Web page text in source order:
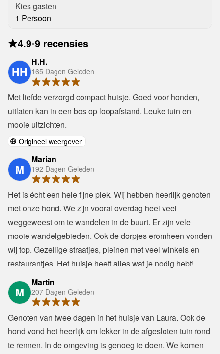
Kies gasten
1 Persoon
4.9•9 recensies
HH
H.H.
165 Dagen Geleden
Met liefde verzorgd compact huisje. Goed voor honden,
uitlaten kan in een bos op loopafstand. Leuke tuin en
mooie uitzichten.
Origineel weergeven
M
Marian
192 Dagen Geleden
Het is écht een hele fijne plek. Wij hebben heerlijk genoten
met onze hond. We zijn vooral overdag heel veel
weggeweest om te wandelen in de buurt. Er zijn vele
mooie wandelgebieden. Ook de dorpjes eromheen vonden
wij top. Gezellige straatjes, pleinen met veel winkels en
restaurantjes. Het huisje heeft alles wat je nodig hebt!
M
Martin
207 Dagen Geleden
Genoten van twee dagen in het huisje van Laura. Ook de
hond vond het heerlijk om lekker in de afgesloten tuin rond
te rennen. In de omgeving is genoeg te doen. We komen